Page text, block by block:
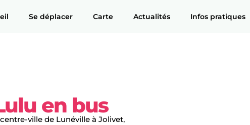
Se déplacer Carte Actualités Infos pratiques
en bus
ville de Lunéville à Jolivet,